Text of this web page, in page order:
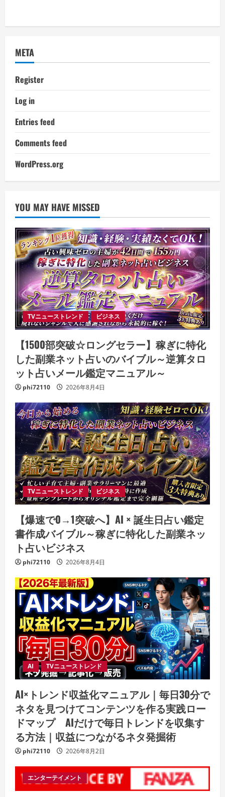
META
Register
Log in
Entries feed
Comments feed
WordPress.org
YOU MAY HAVE MISSED
TVニューストレンド ビジネス
【1500部突破☆ロングセラー】稼ぎに特化
した副業ネット占いのバイブル～逆算タロ
ット占いメール鑑定マニュアル～
phi72110 2026年8月4日
TVニューストレンド ビジネス
【爆速で0→1突破へ】AI × 誕生日占い鑑定
書作成バイブル～稼ぎに特化した副業ネッ
ト占いビジネス
phi72110 2026年8月4日
AI TVニューストレンド
AI×トレンド収益化マニュアル｜毎日30分で
ネタを見つけてコンテンツを作る実践ロー
ドマップ AIだけで毎日トレンドを収集す
る方法｜収益につながるネタ発掘術
phi72110 2026年8月2日
エンターテイメント